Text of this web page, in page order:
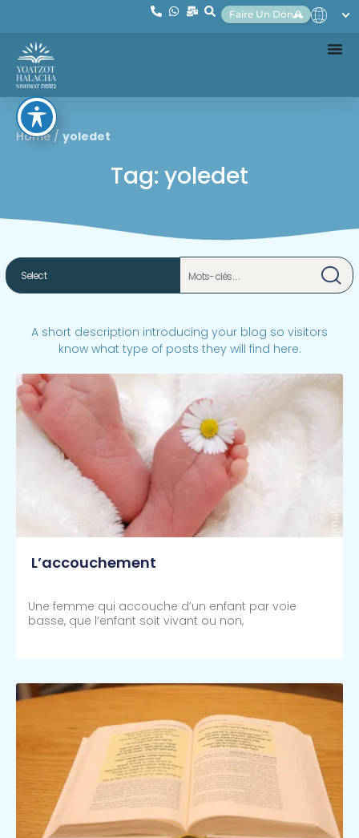
Faire Un Don
Home/ yoledet
Tag: yoledet
A short description introducing your blog so visitors
know what type of posts they will find here.
L’accouchement
Une femme qui accouche d’un enfant par voie
basse, que l’enfant soit vivant ou non,